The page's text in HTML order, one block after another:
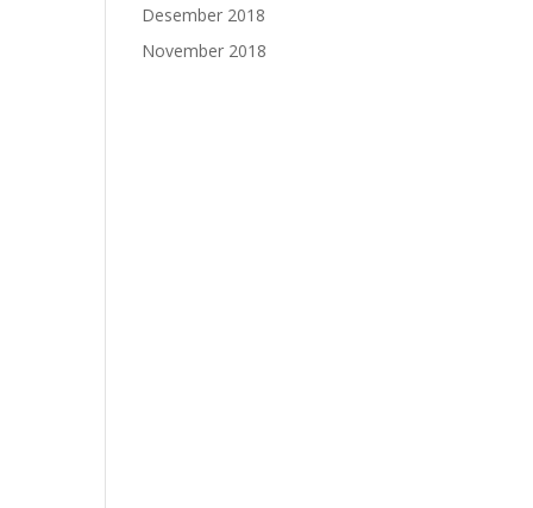
Desember 2018
November 2018